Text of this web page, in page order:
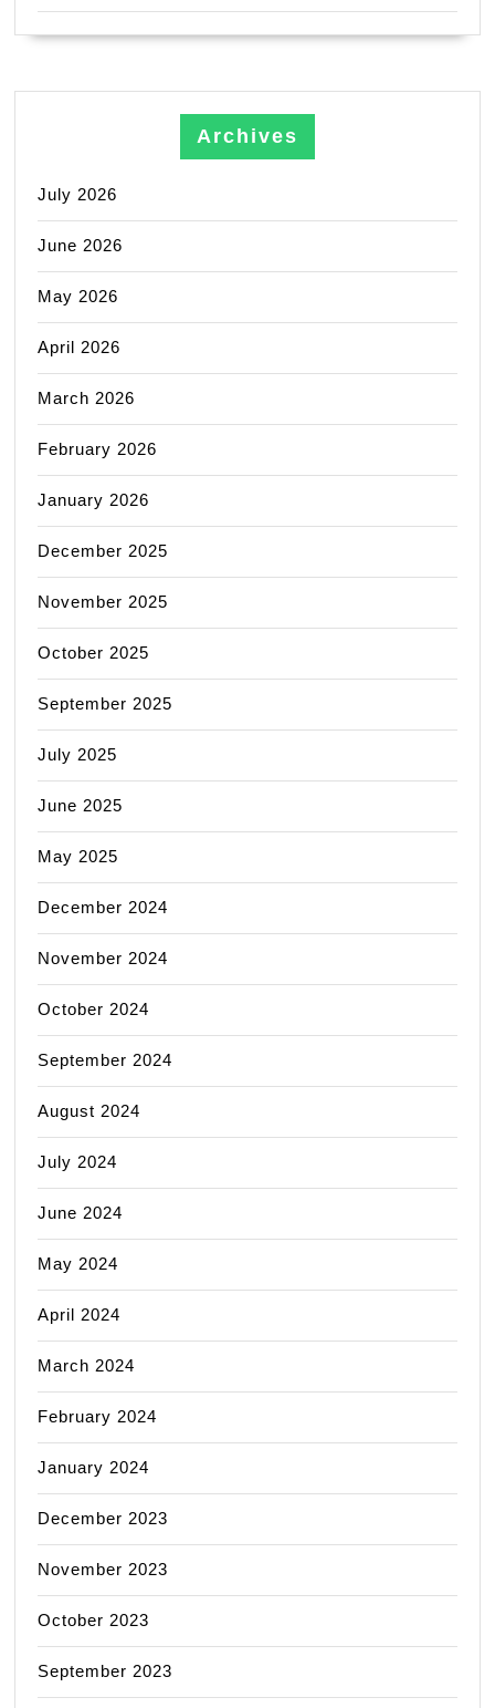
Archives
July 2026
June 2026
May 2026
April 2026
March 2026
February 2026
January 2026
December 2025
November 2025
October 2025
September 2025
July 2025
June 2025
May 2025
December 2024
November 2024
October 2024
September 2024
August 2024
July 2024
June 2024
May 2024
April 2024
March 2024
February 2024
January 2024
December 2023
November 2023
October 2023
September 2023